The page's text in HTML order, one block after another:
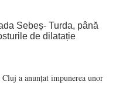
Sebeș- Turda, până
de dilatație
a anunțat impunerea unor